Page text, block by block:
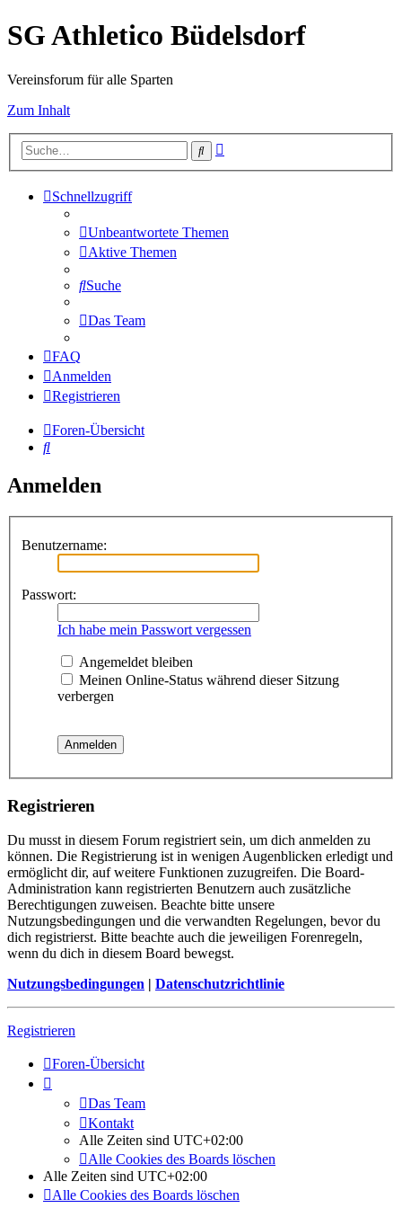
SG Athletico Büdelsdorf
Vereinsforum für alle Sparten
Zum Inhalt
Suche
Schnellzugriff
Unbeantwortete Themen
Aktive Themen
Suche
Das Team
FAQ
Anmelden
Registrieren
Foren-Übersicht
Suche
Anmelden
Benutzername:
Passwort:
Ich habe mein Passwort vergessen
Angemeldet bleiben
Meinen Online-Status während dieser Sitzung
verbergen
Registrieren
Du musst in diesem Forum registriert sein, um dich anmelden zu
können. Die Registrierung ist in wenigen Augenblicken erledigt und
ermöglicht dir, auf weitere Funktionen zuzugreifen. Die Board-
Administration kann registrierten Benutzern auch zusätzliche
Berechtigungen zuweisen. Beachte bitte unsere
Nutzungsbedingungen und die verwandten Regelungen, bevor du
dich registrierst. Bitte beachte auch die jeweiligen Forenregeln,
wenn du dich in diesem Board bewegst.
Nutzungsbedingungen | Datenschutzrichtlinie
Registrieren
Foren-Übersicht
Das Team
Kontakt
Alle Zeiten sind UTC+02:00
Alle Cookies des Boards löschen
Alle Zeiten sind UTC+02:00
Alle Cookies des Boards löschen